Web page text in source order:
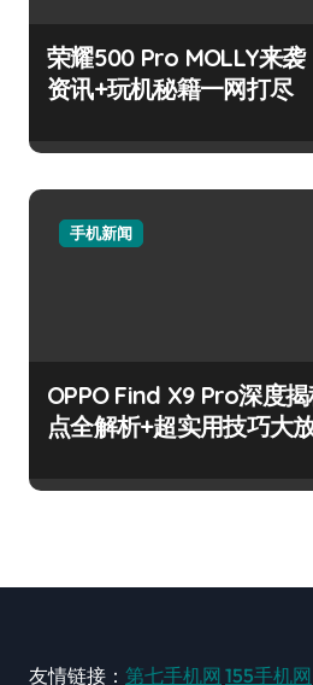
荣耀500 Pro MOLLY来袭
资讯+玩机秘籍一网打尽
手机新闻
OPPO Find X9 Pro深度
点全解析+超实用技巧大
友情链接： 第七手机网 155手机网